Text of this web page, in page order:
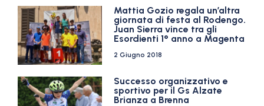
Mattia Gozio regala un’altra
giornata di festa al Rodengo.
Juan Sierra vince tra gli
Esordienti 1° anno a Magenta
2 Giugno 2018
Successo organizzativo e
sportivo per il Gs Alzate
Brianza a Brenna